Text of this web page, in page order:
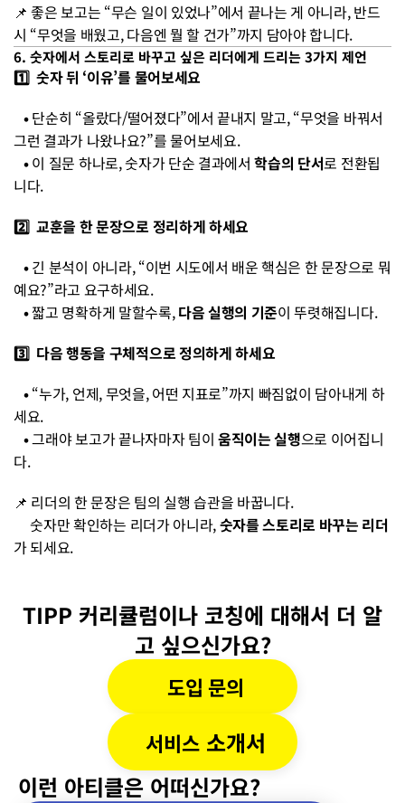
📌 좋은 보고는 “무슨 일이 있었나”에서 끝나는 게 아니라, 반드
시 “무엇을 배웠고, 다음엔 뭘 할 건가”까지 담아야 합니다.
6. 숫자에서 스토리로 바꾸고 싶은 리더에게 드리는 3가지 제언
1️⃣  숫자 뒤 ‘이유’를 물어보세요
   •
단순히 “올랐다/떨어졌다”에서 끝내지 말고, “무엇을 바꿔서
그런 결과가 나왔나요?”를 물어보세요.
   •
이 질문 하나로, 숫자가 단순 결과에서 학습의 단서로 전환됩
니다.
2️⃣  교훈을 한 문장으로 정리하게 하세요
   •
긴 분석이 아니라, “이번 시도에서 배운 핵심은 한 문장으로 뭐
예요?”라고 요구하세요.
   •
짧고 명확하게 말할수록, 다음 실행의 기준이 뚜렷해집니다.
3️⃣  다음 행동을 구체적으로 정의하게 하세요
   •
“누가, 언제, 무엇을, 어떤 지표로”까지 빠짐없이 담아내게 하
세요.
   •
그래야 보고가 끝나자마자 팀이 움직이는 실행으로 이어집니
다.
📌 리더의 한 문장은 팀의 실행 습관을 바꿉니다.
     숫자만 확인하는 리더가 아니라,
숫자를 스토리로 바꾸는 리더
가 되세요.
TIPP 커리큘럼이나 코칭에 대해서 더 알
고 싶으신가요?
도입 문의
서비스 소개서
이런 아티클은 어떠신가요?